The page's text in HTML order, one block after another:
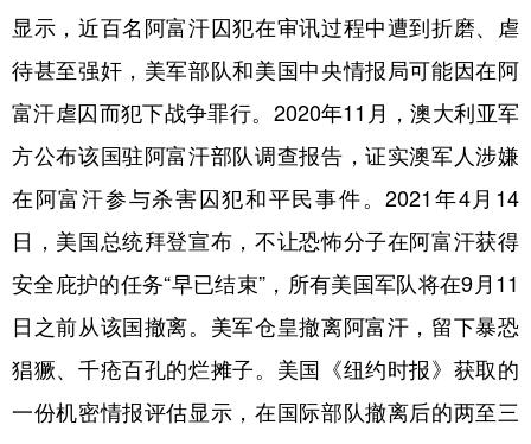
显示，近百名阿富汗囚犯在审讯过程中遭到折磨、虐
待甚至强奸，美军部队和美国中央情报局可能因在阿
富汗虐囚而犯下战争罪行。2020年11月，澳大利亚军
方公布该国驻阿富汗部队调查报告，证实澳军人涉嫌
在阿富汗参与杀害囚犯和平民事件。2021年4月14
日，美国总统拜登宣布，不让恐怖分子在阿富汗获得
安全庇护的任务“早已结束”，所有美国军队将在9月11
日之前从该国撤离。美军仓皇撤离阿富汗，留下暴恐
猖獗、千疮百孔的烂摊子。美国《纽约时报》获取的
一份机密情报评估显示，在国际部队撤离后的两至三